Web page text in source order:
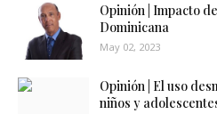
Opinión | Impacto
Dominicana
May 02, 2023
Opinión | El uso
niños y